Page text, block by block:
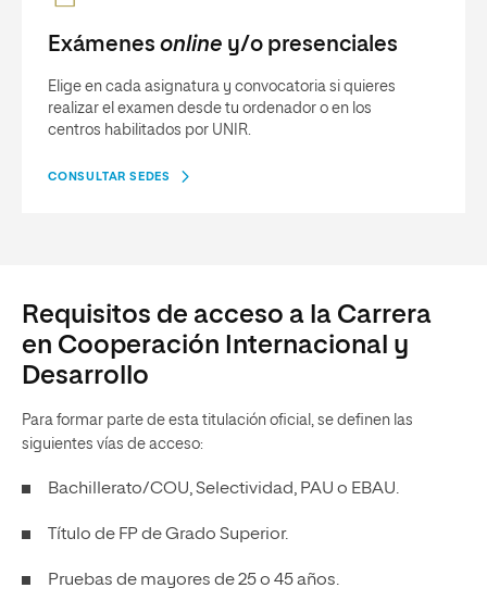
Exámenes online y/o presenciales
Elige en cada asignatura y convocatoria si quieres
realizar el examen desde tu ordenador o en los
centros habilitados por UNIR.
CONSULTAR SEDES
Requisitos de acceso a la Carrera
en Cooperación Internacional y
Desarrollo
Para formar parte de esta titulación oficial, se definen las
siguientes vías de acceso:
Bachillerato/COU, Selectividad, PAU o EBAU.
Título de FP de Grado Superior.
Pruebas de mayores de 25 o 45 años.